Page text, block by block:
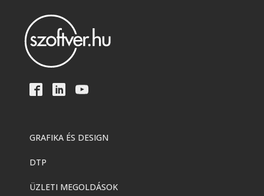
GRAFIKA ÉS DESIGN
DTP
ÜZLETI MEGOLDÁSOK